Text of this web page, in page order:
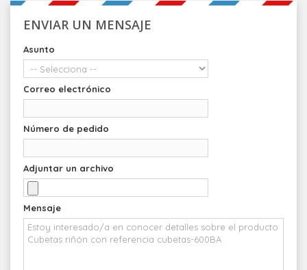
ENVIAR UN MENSAJE
Asunto
Correo electrónico
Número de pedido
Adjuntar un archivo
Mensaje